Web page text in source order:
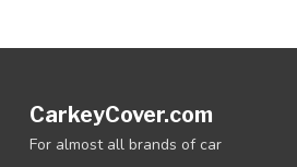
CarkeyCover.com
For almost all brands of car